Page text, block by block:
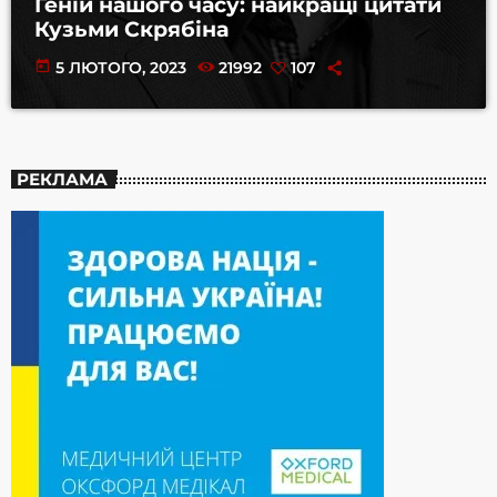
Кузьми Скрябіна
today 5 ЛЮТОГО, 2023 21992 107
РЕКЛАМА